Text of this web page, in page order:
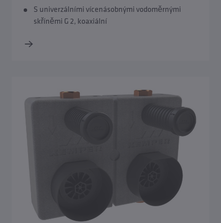
S univerzálními vícenásobnými vodoměrnými
skříněmi G 2, koaxiální